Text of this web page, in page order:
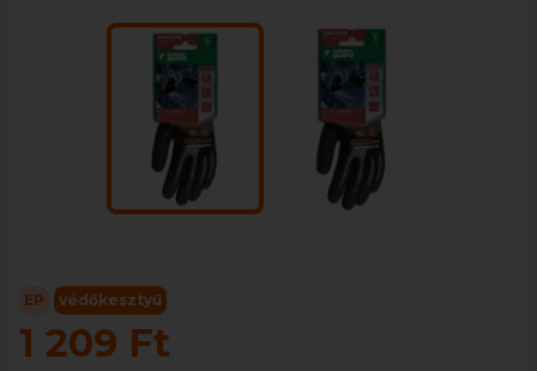
EP védőkesztyű
1 209 Ft